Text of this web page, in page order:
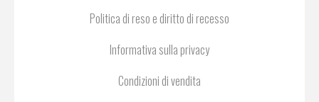
Politica di reso e diritto di recesso
Informativa sulla privacy
Condizioni di vendita